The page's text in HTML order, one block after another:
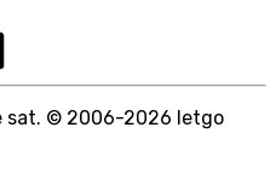
sat. © 2006-2026 letgo